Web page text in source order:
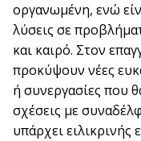
οργανωμένη, ενώ
λύσεις σε
και καιρό. Στον
προκύψουν νέες
ή συνεργασίες που
σχέσεις με
υπάρχει ειλικρινής